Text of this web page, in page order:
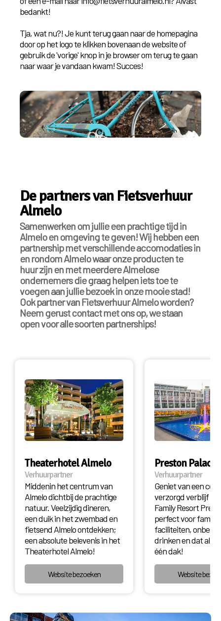
bedankt!
Tja, wat nu?! Je kunt terug gaan naar de homepagina
door op het logo te klikken bovenaan de website of
gebruik de 'vorige' knop in je browser om terug te gaan
naar waar je vandaan kwam! Succes!
De partners van Fietsverhuur
Almelo
Samenwerken om jullie een prachtige tijd in
Almelo en omgeving te geven! Wij hebben een
partnership met verschillende accomodaties in
en rondom Almelo waar onze producten te
huur zijn en met meerdere Almelose
ondernemers die graag helpen iets toe te
voegen aan jullie bezoek in onze mooie stad!
Ook partner van Fietsverhuur Almelo worden?
Neem gerust contact met ons op, we staan
open voor alle soorten partnerships!
Theaterhotel Almelo
Verhuurpartner
Middenin het centrum van
Almelo dichtbij de prachtige
natuur. Veelzijdig dineren,
een duik in het zwembad en
fietsend Almelo ontdekken;
een absolute belevenis in het
Theaterhotel Almelo!
Website bezoeken
Preston Palace
Verhuurpartner
Geniet van een
verzorgd verblijf in
Family Resort
perfect voor
faciliteiten,
drinken en dat alles
één dak!
Website